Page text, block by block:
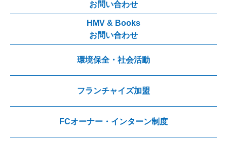
お問い合わせ
HMV & Books
お問い合わせ
環境保全・社会活動
フランチャイズ加盟
FCオーナー・インターン制度